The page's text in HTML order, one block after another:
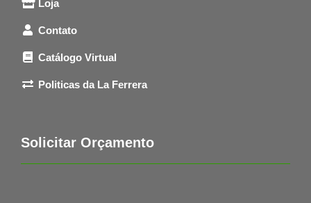
Loja
Contato
Catálogo Virtual
Politicas da La Ferrera
Solicitar Orçamento